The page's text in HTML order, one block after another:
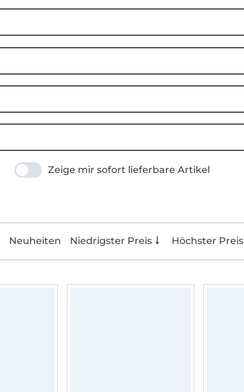
Zeige mir sofort lieferbare Artikel
Neuheiten Niedrigster Preis Höchster Preis